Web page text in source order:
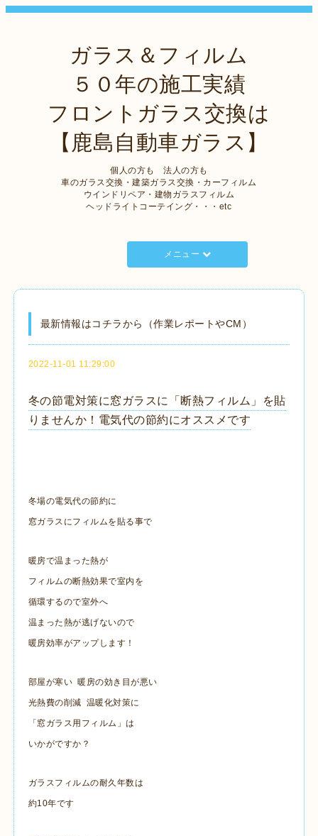
ガラス＆フィルム
５０年の施工実績
フロントガラス交換は
【鹿島自動車ガラス】
個人の方も 法人の方も
車のガラス交換・建築ガラス交換・カーフィルム
ウインドリペア・建物ガラスフィルム
ヘッドライトコーテイング・・・etc
メニュー
最新情報はコチラから（作業レポートやCM）
2022-11-01 11:29:00
冬の節電対策に窓ガラスに「断熱フィルム」を貼
りませんか！電気代の節約にオススメです
冬場の電気代の節約に
窓ガラスにフィルムを貼る事で
暖房で温まった熱が
フィルムの断熱効果で室内を
循環するので室外へ
温まった熱が逃げないので
暖房効率がアップします！
部屋が寒い 暖房の効き目が悪い
光熱費の削減 温暖化対策に
「窓ガラス用フィルム」は
いかがですか？
ガラスフィルムの耐久年数は
約10年です